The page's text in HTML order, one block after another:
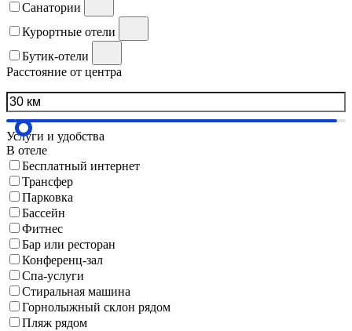
Санатории
Курортные отели
Бутик-отели
Расстояние от центра
Услуги и удобства
В отеле
Бесплатный интернет
Трансфер
Парковка
Бассейн
Фитнес
Бар или ресторан
Конференц-зал
Спа-услуги
Стиральная машина
Горнолыжный склон рядом
Пляж рядом